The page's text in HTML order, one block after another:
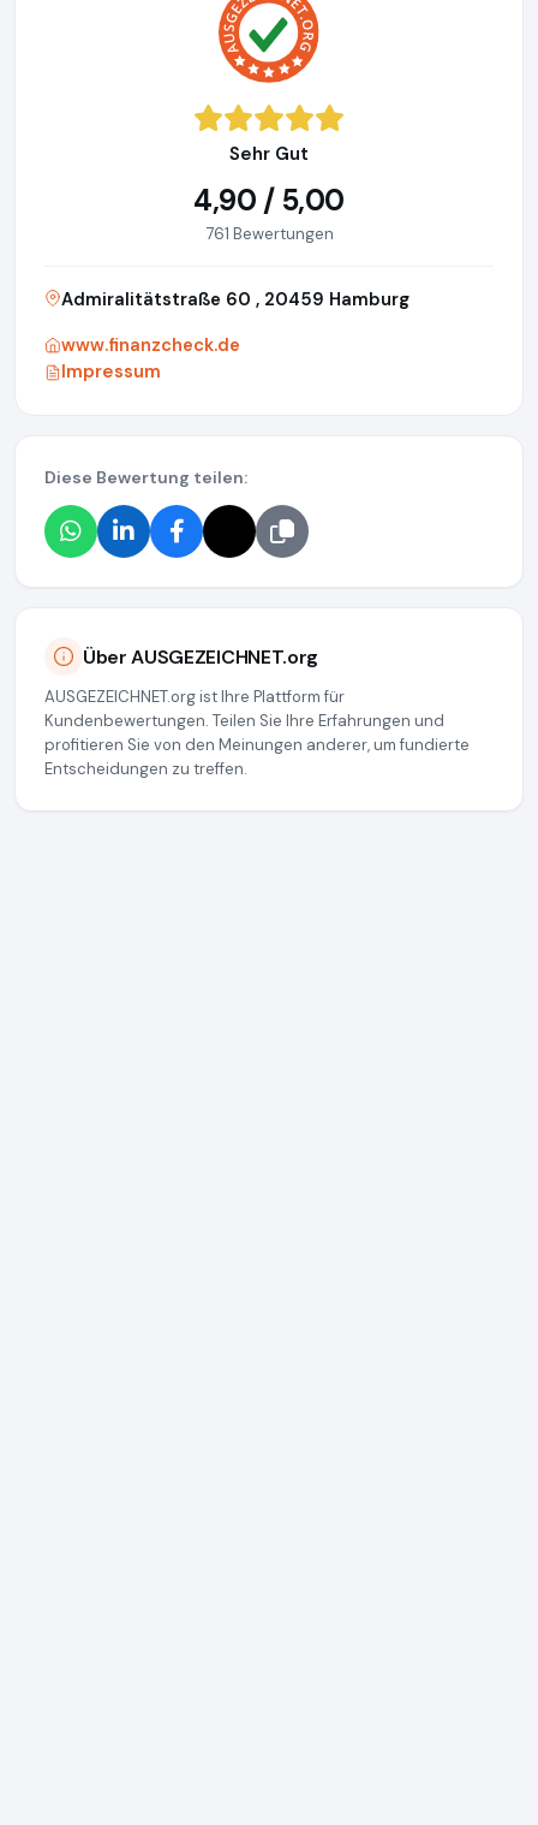
Sehr Gut
4,90 / 5,00
761 Bewertungen
Admiralitätstraße 60 , 20459 Hamburg
www.finanzcheck.de
Impressum
Diese Bewertung teilen:
Über AUSGEZEICHNET.org
AUSGEZEICHNET.org ist Ihre Plattform für
Kundenbewertungen. Teilen Sie Ihre Erfahrungen und
profitieren Sie von den Meinungen anderer, um fundierte
Entscheidungen zu treffen.